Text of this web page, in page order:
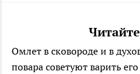
Омлет в сковороде и в
повара советуют варить